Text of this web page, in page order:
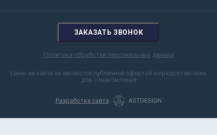
ЗАКАЗАТЬ ЗВОНОК
Политика обработки персональных данных
Цены на сайте не являются публичной офертой и предоставлены
для ознакомления
Разработка сайта ASTDESIGN